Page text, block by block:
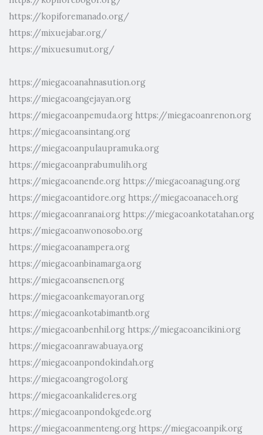
https://kopiforemanado.org/
https://mixuejabar.org/
https://mixuesumut.org/
https://miegacoanahnasution.org
https://miegacoangejayan.org
https://miegacoanpemuda.org https://miegacoanrenon.org
https://miegacoansintang.org
https://miegacoanpulaupramuka.org
https://miegacoanprabumulih.org
https://miegacoanende.org https://miegacoanagung.org
https://miegacoantidore.org https://miegacoanaceh.org
https://miegacoanranai.org https://miegacoankotatahan.org
https://miegacoanwonosobo.org
https://miegacoanampera.org
https://miegacoanbinamarga.org
https://miegacoansenen.org
https://miegacoankemayoran.org
https://miegacoankotabimantb.org
https://miegacoanbenhil.org https://miegacoancikini.org
https://miegacoanrawabuaya.org
https://miegacoanpondokindah.org
https://miegacoangrogol.org
https://miegacoankalideres.org
https://miegacoanpondokgede.org
https://miegacoanmenteng.org https://miegacoanpik.org